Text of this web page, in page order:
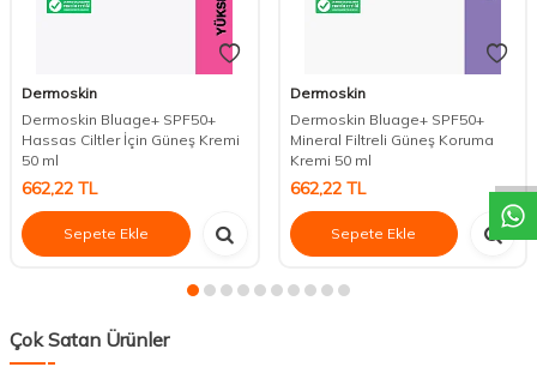
Dermoskin
Dermoskin Bluage+ SPF50+
Hassas Ciltler İçin Güneş Kremi
50 ml
662,22 TL
Sepete Ekle
Dermoskin
Dermoskin Bluage+ SPF50+
Mineral Filtreli Güneş Koruma
Kremi 50 ml
662,22TL
Sepete Ekle
Çok Satan Ürünler